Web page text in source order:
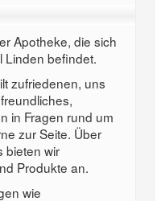
Apotheke, die sich
Linden befindet.
zufriedenen, uns
in Fragen rund um
zur Seite. Über
bieten wir
Produkte an.
wie